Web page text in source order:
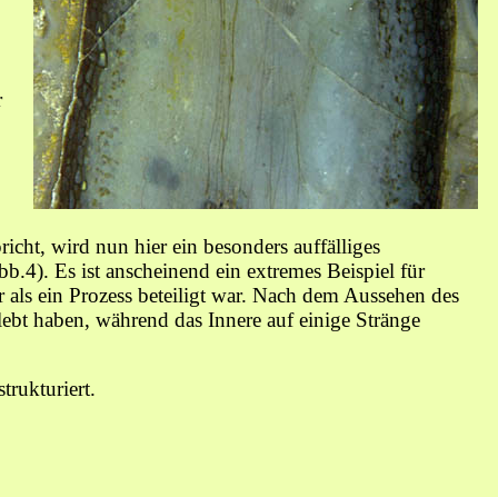
wird nun hier ein besonders auffälliges
Es ist anscheinend ein extremes Beispiel für
ein Prozess beteiligt war. Nach dem Aussehen des
haben, während das Innere auf einige Stränge